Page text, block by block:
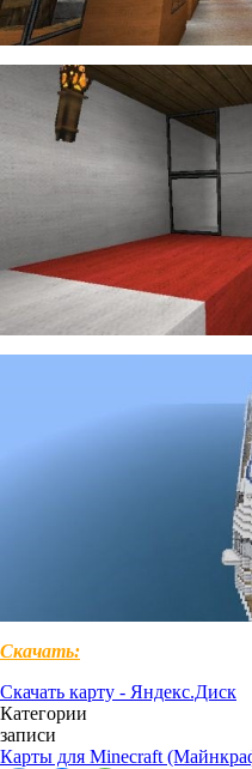
Скачать:
Скачать карту - Яндекс.Диск
Категории
записи
Карты для Minecraft